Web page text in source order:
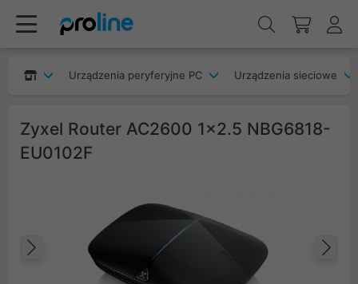
Urządzenia peryferyjne PC Urządzenia sieciowe
Zyxel Router AC2600 1x2.5 NBG6818-
EU0102F
Poprzedni